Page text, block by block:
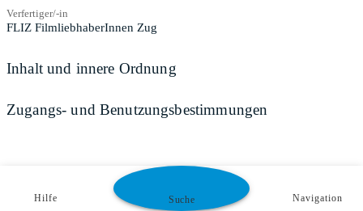
Verfertiger/-in
FLIZ FilmliebhaberInnen Zug
Inhalt und innere Ordnung
Zugangs- und Benutzungsbestimmungen
Hilfe Suche Navigation